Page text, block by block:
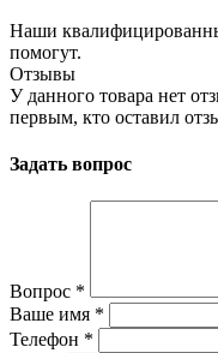
Наши
помогут.
Отзывы
У данного товара нет
первым, кто оставил
Задать вопрос
Вопрос *
Ваше имя *
Телефон *